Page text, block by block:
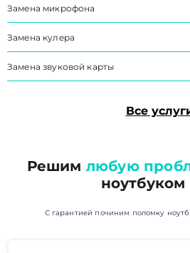
Замена микрофона
Замена кулера
Замена звуковой карты
Все
Решим любую
ноутбуком
С гарантией починим поломку